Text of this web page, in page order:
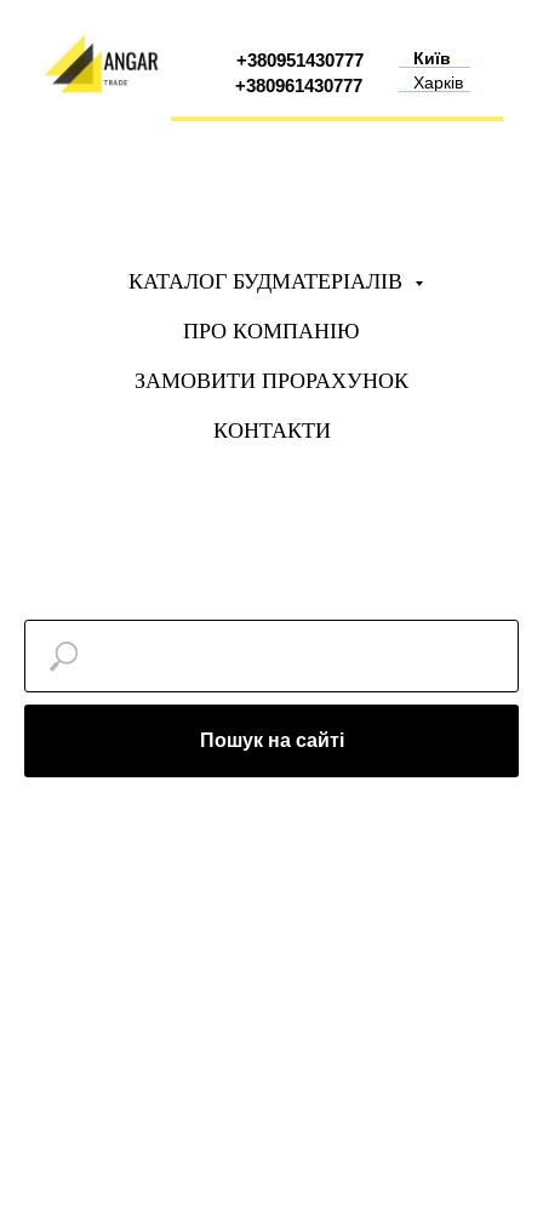
+380961430777
+380951430777
Київ
Харків
КАТАЛОГ БУДМАТЕРІАЛІВ
ПРО КОМПАНІЮ
ЗАМОВИТИ ПРОРАХУНОК
КОНТАКТИ
Пошук на сайті